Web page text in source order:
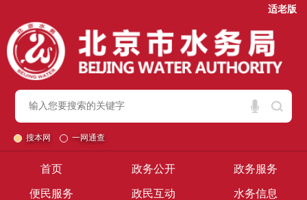
适老版
搜本网 一网通查
首页 政务公开 政务服务
便民服务 政民互动 水务信息